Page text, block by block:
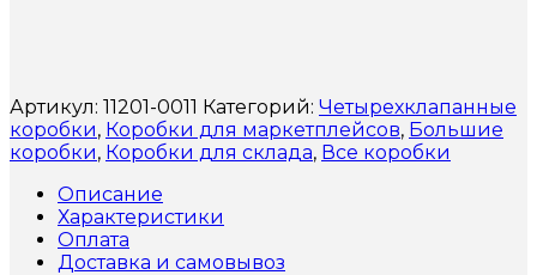
Артикул: 11201-0011 Категорий: Четырехклапанные
коробки, Коробки для маркетплейсов, Большие
коробки, Коробки для склада, Все коробки
Описание
Характеристики
Оплата
Доставка и самовывоз